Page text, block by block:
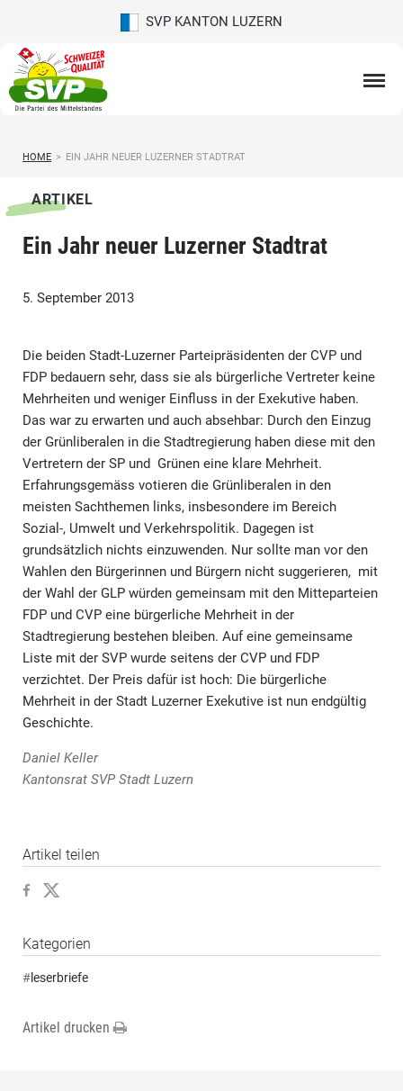
SVP KANTON LUZERN
HOME > EIN JAHR NEUER LUZERNER STADTRAT
ARTIKEL
Ein Jahr neuer Luzerner Stadtrat
5. September 2013
Die beiden Stadt-Luzerner Parteipräsidenten der CVP und
FDP bedauern sehr, dass sie als bürgerliche Vertreter keine
Mehrheiten und weniger Einfluss in der Exekutive haben.
Das war zu erwarten und auch absehbar: Durch den Einzug
der Grünliberalen in die Stadtregierung haben diese mit den
Vertretern der SP und Grünen eine klare Mehrheit.
Erfahrungsgemäss votieren die Grünliberalen in den
meisten Sachthemen links, insbesondere im Bereich
Sozial-, Umwelt und Verkehrspolitik. Dagegen ist
grundsätzlich nichts einzuwenden. Nur sollte man vor den
Wahlen den Bürgerinnen und Bürgern nicht suggerieren, mit
der Wahl der GLP würden gemeinsam mit den Mitteparteien
FDP und CVP eine bürgerliche Mehrheit in der
Stadtregierung bestehen bleiben. Auf eine gemeinsame
Liste mit der SVP wurde seitens der CVP und FDP
verzichtet. Der Preis dafür ist hoch: Die bürgerliche
Mehrheit in der Stadt Luzerner Exekutive ist nun endgültig
Geschichte.
Daniel Keller
Kantonsrat SVP Stadt Luzern
Artikel teilen
Kategorien
#leserbriefe
Artikel drucken